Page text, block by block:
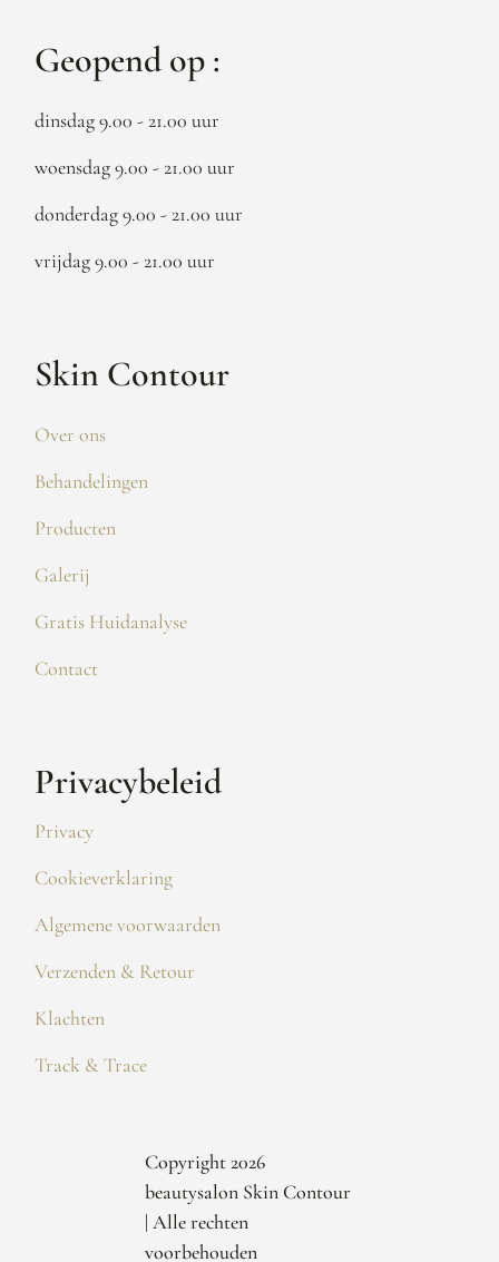
Geopend op :
dinsdag 9.00 - 21.00 uur
woensdag 9.00 - 21.00 uur
donderdag 9.00 - 21.00 uur
vrijdag 9.00 - 21.00 uur
Skin Contour
Over ons
Behandelingen
Producten
Galerij
Gratis Huidanalyse
Contact
Privacybeleid
Privacy
Cookieverklaring
Algemene voorwaarden
Verzenden & Retour
Klachten
Track & Trace
Copyright 2026
beautysalon Skin Contour
| Alle rechten
voorbehouden